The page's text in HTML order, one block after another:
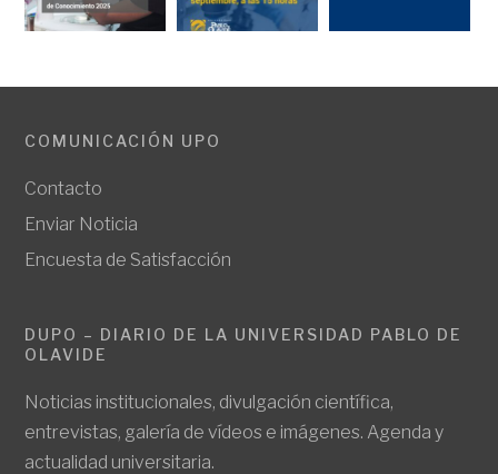
COMUNICACIÓN UPO
Contacto
Enviar Noticia
Encuesta de Satisfacción
DUPO – DIARIO DE LA UNIVERSIDAD PABLO DE
OLAVIDE
Noticias institucionales, divulgación científica,
entrevistas, galería de vídeos e imágenes. Agenda y
actualidad universitaria.